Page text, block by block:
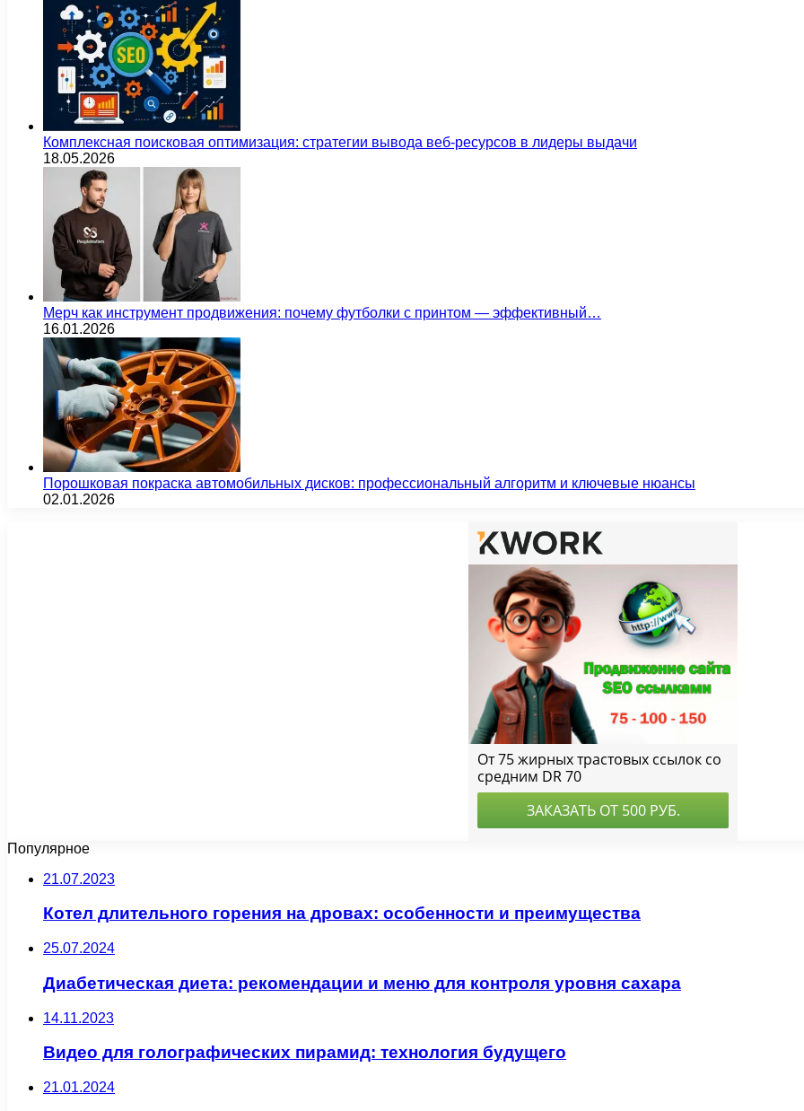
Комплексная поисковая оптимизация: стратегии вывода веб-ресурсов в лидеры выдачи
18.05.2026
Мерч как инструмент продвижения: почему футболки с принтом — эффективный…
16.01.2026
Порошковая покраска автомобильных дисков: профессиональный алгоритм и ключевые нюансы
02.01.2026
Популярное
21.07.2023
Котел длительного горения на дровах: особенности и преимущества
25.07.2024
Диабетическая диета: рекомендации и меню для контроля уровня сахара
14.11.2023
Видео для голографических пирамид: технология будущего
21.01.2024